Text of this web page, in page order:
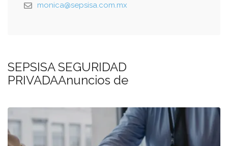
monica@sepsisa.com.mx
SEPSISA SEGURIDAD
PRIVADAAnuncios de